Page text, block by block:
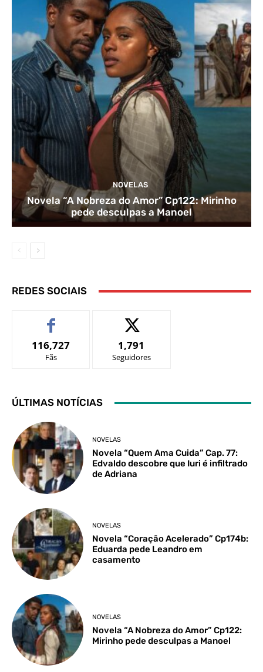
NOVELAS
Novela “A Nobreza do Amor” Cp122: Mirinho
pede desculpas a Manoel
REDES SOCIAIS
116,727
Fãs
1,791
Seguidores
ÚLTIMAS NOTÍCIAS
NOVELAS
Novela “Quem Ama Cuida” Cap. 77:
Edvaldo descobre que Iuri é infiltrado
de Adriana
NOVELAS
Novela “Coração Acelerado” Cp174b:
Eduarda pede Leandro em
casamento
NOVELAS
Novela “A Nobreza do Amor” Cp122:
Mirinho pede desculpas a Manoel